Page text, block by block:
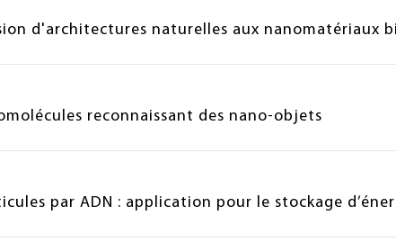
d'architectures naturelles aux nanomatériaux
reconnaissant des nano-objets
par ADN : application pour le stockage